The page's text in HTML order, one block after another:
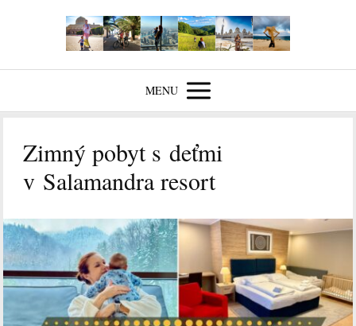
MENU
Zimný pobyt s deťmi
v Salamandra resort